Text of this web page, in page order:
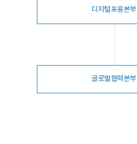
디지털포용본부
글로벌협력본부